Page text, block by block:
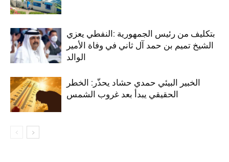
بتكليف من رئيس الجمهورية :النفطي يعزي
الشيخ تميم بن حمد آل ثاني في وفاة الأمير
الوالد
الخبير البيئي حمدي حشاد يحذّر: الخطر
الحقيقي يبدأ بعد غروب الشمس